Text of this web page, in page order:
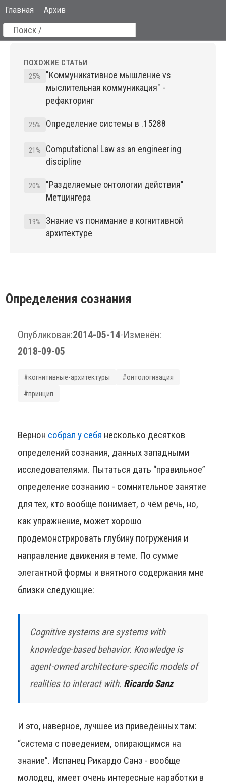
Главная Архив
ПОХОЖИЕ СТАТЬИ
25%
"Коммуникативное мышление vs
мыслительная коммуникация" -
рефакторинг
25% Определение системы в .15288
21%
Computational Law as an engineering
discipline
20%
"Разделяемые онтологии действия"
Метцингера
19%
Знание vs понимание в когнитивной
архитектуре
Определения сознания
Опубликован:2014-05-14•Изменён:
2018-09-05
#когнитивные-архитектуры
#онтологизация
#принцип
Вернон собрал у себя несколько десятков
определений сознания, данных западными
исследователями. Пытаться дать “правильное”
определение сознанию - сомнительное занятие
для тех, кто вообще понимает, о чём речь, но,
как упражнение, может хорошо
продемонстрировать глубину погружения и
направление движения в теме. По сумме
элегантной формы и внятного содержания мне
близки следующие:
Cognitive systems are systems with
knowledge-based behavior. Knowledge is
agent-owned architecture-specific models of
realities to interact with. Ricardo Sanz
И это, наверное, лучшее из приведённых там:
“система с поведением, опирающимся на
знание”. Испанец Рикардо Санз - вообще
молодец, имеет очень интересные наработки в